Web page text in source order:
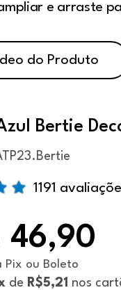
e arraste
do Produto
Bertie
1191
46,90
Pix ou Boleto
de R$5,21 nos